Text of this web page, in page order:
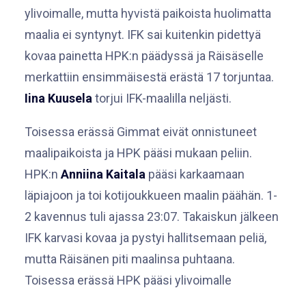
ylivoimalle, mutta hyvistä paikoista huolimatta
maalia ei syntynyt. IFK sai kuitenkin pidettyä
kovaa painetta HPK:n päädyssä ja Räisäselle
merkattiin ensimmäisestä erästä 17 torjuntaa.
Iina Kuusela torjui IFK-maalilla neljästi.
Toisessa erässä Gimmat eivät onnistuneet
maalipaikoista ja HPK pääsi mukaan peliin.
HPK:n Anniina Kaitala pääsi karkaamaan
läpiajoon ja toi kotijoukkueen maalin päähän. 1-
2 kavennus tuli ajassa 23:07. Takaiskun jälkeen
IFK karvasi kovaa ja pystyi hallitsemaan peliä,
mutta Räisänen piti maalinsa puhtaana.
Toisessa erässä HPK pääsi ylivoimalle